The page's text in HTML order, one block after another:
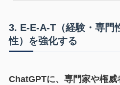
3. E-E-A-T（経験・専門
性）を強化する
ChatGPTに、専門家や権